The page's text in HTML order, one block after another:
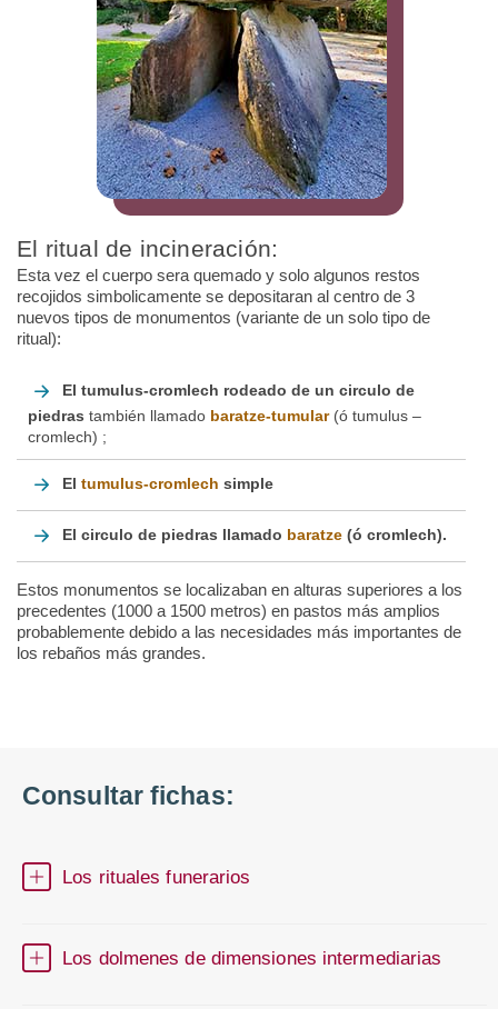
El ritual de incineración:
Esta vez el cuerpo sera quemado y solo algunos restos
recojidos simbolicamente se depositaran al centro de 3
nuevos tipos de monumentos (variante de un solo tipo de
ritual):
El tumulus-cromlech rodeado de un circulo de
piedras también llamado baratze-tumular(ó tumulus –
cromlech) ;
El tumulus-cromlech simple
El circulo de piedras llamado baratze (ó cromlech).
Estos monumentos se localizaban en alturas superiores a los
precedentes (1000 a 1500 metros) en pastos más amplios
probablemente debido a las necesidades más importantes de
los rebaños más grandes.
Consultar fichas:
Los rituales funerarios
Los dolmenes de dimensiones intermediarias